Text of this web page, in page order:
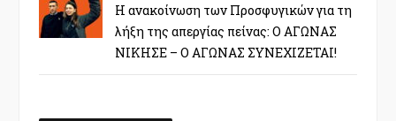
Η ανακοίνωση των Προσφυγικών για τη
λήξη της απεργίας πείνας: Ο ΑΓΩΝΑΣ
ΝΙΚΗΣΕ – Ο ΑΓΩΝΑΣ ΣΥΝΕΧΙΖΕΤΑΙ!